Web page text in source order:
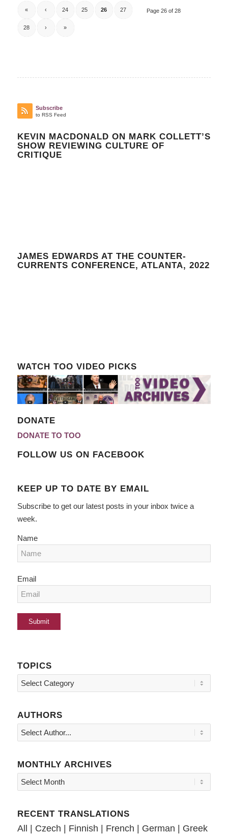
Page 26 of 28
« ‹ 24 25 26 27
28 › »
Subscribe
to RSS Feed
KEVIN MACDONALD ON MARK COLLETT’S
SHOW REVIEWING CULTURE OF
CRITIQUE
JAMES EDWARDS AT THE COUNTER-
CURRENTS CONFERENCE, ATLANTA, 2022
WATCH TOO VIDEO PICKS
DONATE
DONATE TO TOO
FOLLOW US ON FACEBOOK
KEEP UP TO DATE BY EMAIL
Subscribe to get our latest posts in your inbox twice a
week.
Name
Email
TOPICS
Topics
AUTHORS
MONTHLY ARCHIVES
RECENT TRANSLATIONS
All | Czech | Finnish | French | German | Greek